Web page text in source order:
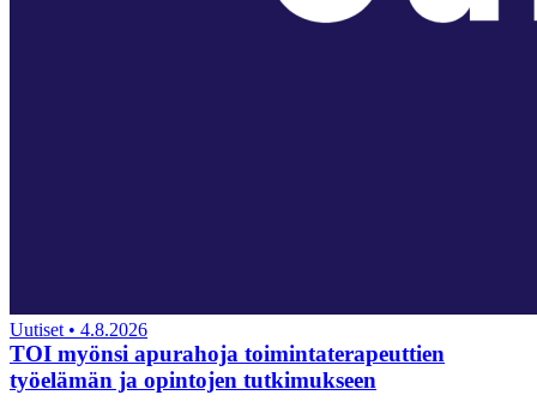
Uutiset • 4.8.2026
TOI myönsi apurahoja toimintaterapeuttien
työelämän ja opintojen tutkimukseen